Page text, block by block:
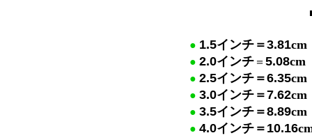
● 1.5インチ＝3.81cm
● 2.0インチ ＝ 5.08cm
● 2.5インチ＝6.35cm
● 3.0イ ンチ＝7.62cm
● 3.5イ ンチ＝8.89cm
● 4.0イ ンチ＝ 10.16